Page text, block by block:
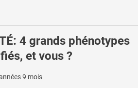
4 grands phénotypes
et vous ?
9 mois